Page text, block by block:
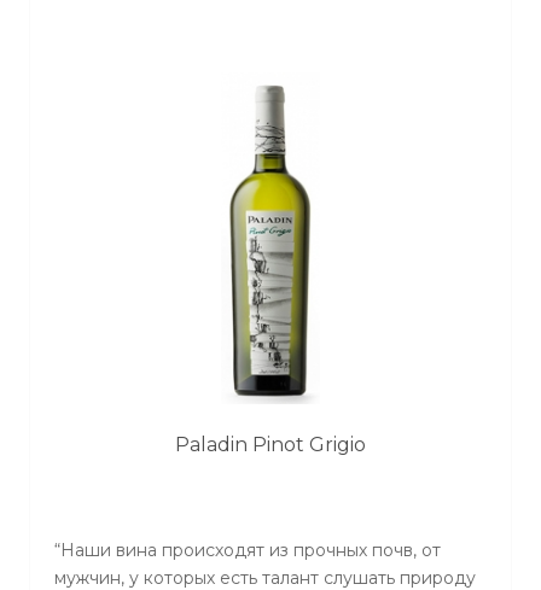
Paladin Pinot Grigio
“Наши вина происходят из прочных почв, от
мужчин, у которых есть талант слушать природу